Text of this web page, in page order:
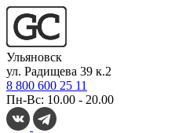
Ульяновск
ул. Радищева 39 к.2
8 800 600 25 11
Пн-Вс: 10.00 - 20.00